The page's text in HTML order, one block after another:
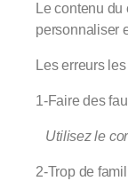
Le contenu
personnaliser
Les erreurs
1-Faire des
Utilisez le
2-Trop de